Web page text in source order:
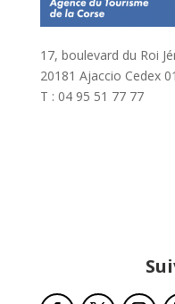
17, boulevard du Roi
20181 Ajaccio Cedex 01
T : 04 95 51 77 77